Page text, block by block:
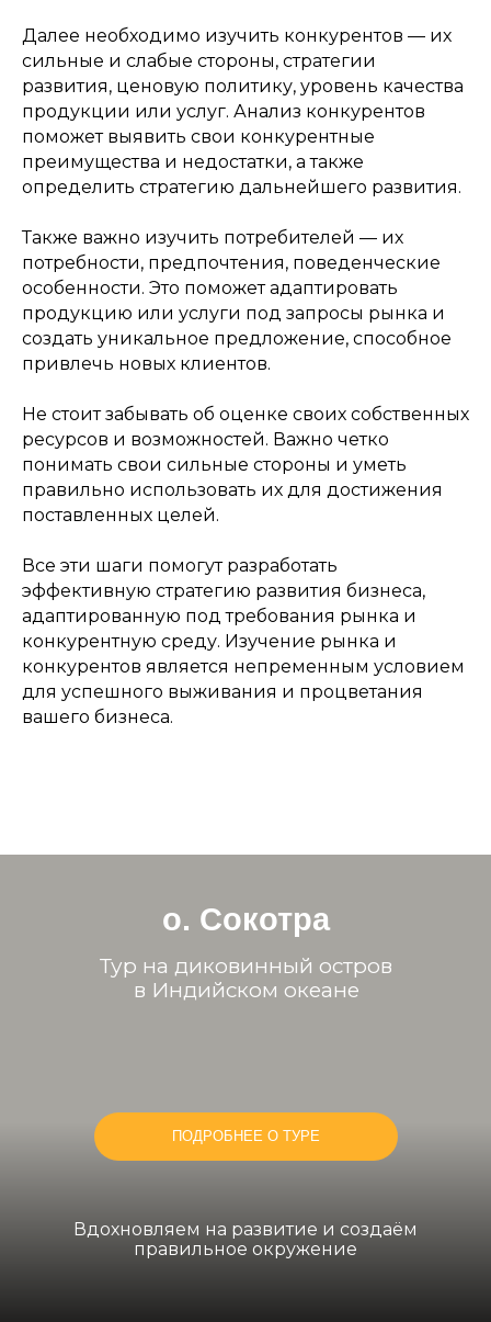
Далее необходимо изучить конкурентов — их
сильные и слабые стороны, стратегии
развития, ценовую политику, уровень качества
продукции или услуг. Анализ конкурентов
поможет выявить свои конкурентные
преимущества и недостатки, а также
определить стратегию дальнейшего развития.
Также важно изучить потребителей — их
потребности, предпочтения, поведенческие
особенности. Это поможет адаптировать
продукцию или услуги под запросы рынка и
создать уникальное предложение, способное
привлечь новых клиентов.
Не стоит забывать об оценке своих собственных
ресурсов и возможностей. Важно четко
понимать свои сильные стороны и уметь
правильно использовать их для достижения
поставленных целей.
Все эти шаги помогут разработать
эффективную стратегию развития бизнеса,
адаптированную под требования рынка и
конкурентную среду. Изучение рынка и
конкурентов является непременным условием
для успешного выживания и процветания
вашего бизнеса.
о. Сокотра
Тур на диковинный остров
в Индийском океане
Вдохновляем на развитие и создаём
правильное окружение
ПОДРОБНЕЕ О ТУРЕ